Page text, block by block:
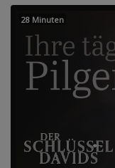
28 Minuten